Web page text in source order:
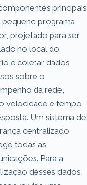
principais
pequeno programa
projetado para ser
no local do
e coletar dados
sobre o
da rede,
velocidade e tempo
Um sistema de
centralizado
todas as
Para a
desses dados,